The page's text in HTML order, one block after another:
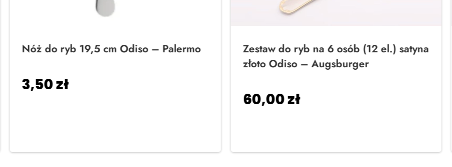
Nóż do ryb 19,5 cm Odiso – Palermo
3,50zł
Zestaw do ryb na 6 osób (12 el.) satyna
złoto Odiso – Augsburger
60,00zł